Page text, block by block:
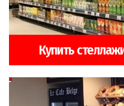
Купить